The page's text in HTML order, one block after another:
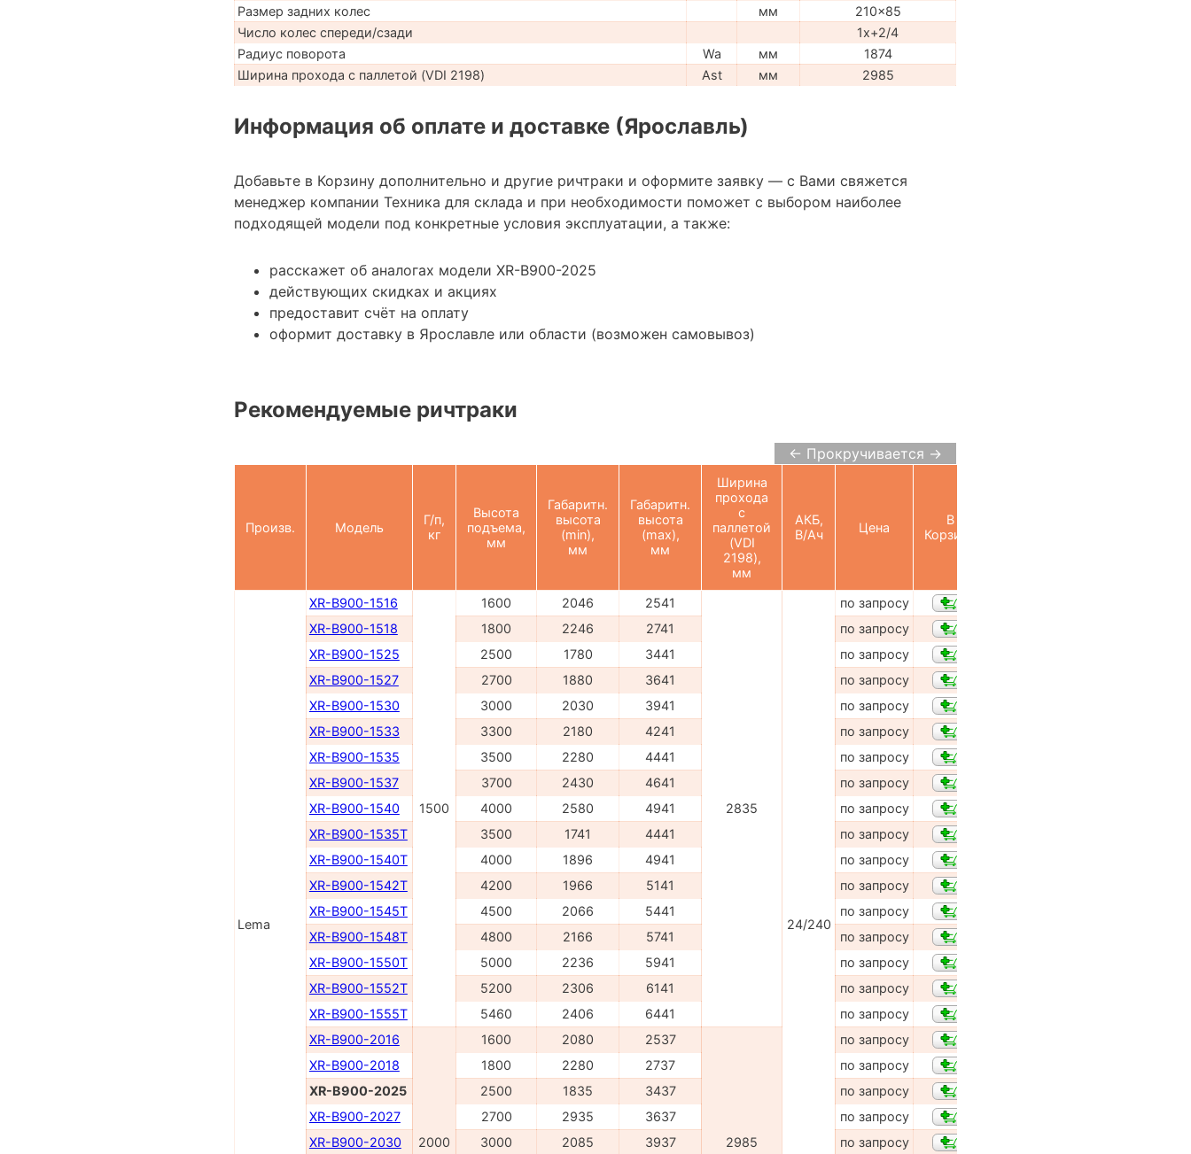
Размер задних колес
мм
210x85
Число колес спереди/сзади
1x+2/4
Радиус поворота
Wa мм
1874
Ширина прохода с паллетой (VDI 2198)
Ast мм 2985
Информация об оплате и доставке (Ярославль)
Добавьте в Корзину дополнительно и другие ричтраки и оформите заявку — с Вами свяжется
менеджер компании Техника для склада и при необходимости поможет с выбором наиболее
подходящей модели под конкретные условия эксплуатации, а также:
расскажет об аналогах модели XR-B900-2025
действующих скидках и акциях
предоставит счёт на оплату
оформит доставку в Ярославле или области (возможен самовывоз)
Рекомендуемые ричтраки
← Прокручивается →
Произв. Модель
Г/п,
кг
Высота
подъема,
мм
Габаритн.
высота
(min),
мм
Габаритн.
высота
(max),
мм
Ширина
прохода
с
паллетой
(VDI
2198),
мм
АКБ,
В/Ач
Цена
В
Корзину
Lema
XR-B900-1516
1500
1600 2046 2541
2835
24/240
по запросу
XR-B900-1518
1800 2246 2741
по запросу
XR-B900-1525
2500 1780 3441
по запросу
XR-B900-1527
2700 1880 3641
по запросу
XR-B900-1530
3000 2030 3941
по запросу
XR-B900-1533
3300 2180 4241
по запросу
XR-B900-1535
3500 2280 4441
по запросу
XR-B900-1537
3700 2430 4641
по запросу
XR-B900-1540
4000 2580 4941
по запросу
XR-B900-1535Т
3500 1741 4441
по запросу
XR-B900-1540Т
4000 1896 4941
по запросу
XR-B900-1542Т
4200 1966 5141
по запросу
XR-B900-1545Т
4500 2066 5441
по запросу
XR-B900-1548Т
4800 2166 5741
по запросу
XR-B900-1550Т
5000 2236 5941
по запросу
XR-B900-1552Т
5200 2306 6141
по запросу
XR-B900-1555T
5460 2406 6441
по запросу
XR-B900-2016
2000
1600 2080 2537
2985
по запросу
XR-B900-2018
1800 2280 2737
по запросу
XR-B900-2025
2500 1835 3437
по запросу
XR-B900-2027
2700 2935 3637
по запросу
XR-B900-2030
3000 2085 3937 по запросу